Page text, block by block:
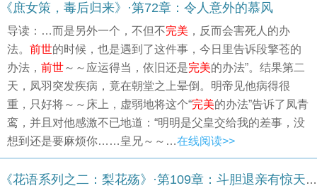
《庶女策，毒后归来》·第72章：令人意外的慕风
导读：…而是另外一个，不但不完美 ，反而会害死人的办
法。 前世的时候，也是遇到了这件事，今日里告诉段擎苍的
办法， 前世～～应运得当，依旧还是完美的办法”。结果第二
天，凤羽突发疾病，竟在朝堂之上晕倒。明帝见他病得很
重，只好将～～床上，虚弱地将这个“完美的办法”告诉了凤青
鸾，并且对他感激不已地道：“明明是父皇交给我的差事，没
想到还是要麻烦你……皇兄～～…在线阅读>>
《花语系列之二：梨花殇》·第109章：斗胆退亲有惊天喜讯 毅然请婚得两难抉择(下)